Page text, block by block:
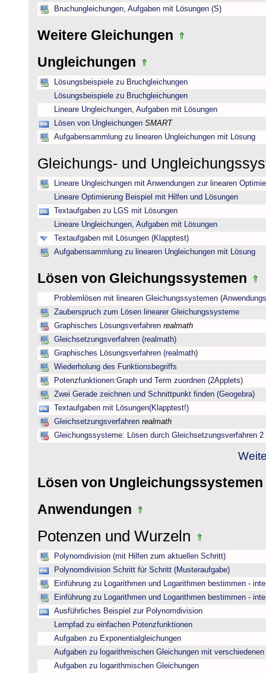
Bruchungleichungen, Aufgaben mit Lösungen (S)
Weitere Gleichungen
Ungleichungen
Lösungsbeispiele zu Bruchgleichungen
Lösungsbeispiele zu Bruchgleichungen
Lineare Ungleichungen, Aufgaben mit Lösungen
Lösen von Ungleichungen SMART
Aufgabensammlung zu linearen Ungleichungen mit Lösung
Gleichungs- und
Lineare Ungleichungen mit Anwendungen zur linearen
Lineare Optimierung Beispiel mit Hilfen und Lösungen
Textaufgaben zu LGS mit Lösungen
Lineare Ungleichungen, Aufgaben mit Lösungen
Textaufgaben mit Lösungen (Klapptest)
Aufgabensammlung zu linearen Ungleichungen mit Lösung
Lösen von Gleichungssystemen
Problemlösen mit linearen Gleichungssystemen
Zauberspruch zum Lösen linearer Gleichungssysteme
Graphisches Lösungsverfahren realmath
Gleichsetzungsverfahren (realmath)
Graphisches Lösungsverfahren (realmath)
Wiederholung des Funktionsbegriffs
Potenzfunktionen:Graph und Term zuordnen (2Applets)
Zwei Gerade zeichnen und Schnittpunkt finden (Geogebra)
Textaufgaben mit Lösungen(Klapptest!)
Gleichsetzungsverfahren realmath
Gleichungssysteme: Lösen durch Gleichsetzungsverfahren 2
Lösen von Ungleichungssystemen
Anwendungen
Potenzen und Wurzeln
Polynomdivision (mit Hilfen zum aktuellen Schritt)
Polynomdivision Schritt für Schritt (Musteraufgabe)
Einführung zu Logarithmen und Logarithmen bestimmen -
Einführung zu Logarithmen und Logarithmen bestimmen -
Ausführliches Beispiel zur Polynomdivision
Lernpfad zu einfachen Potenzfunktionen
Aufgaben zu Exponentialgleichungen
Aufgaben zu logarithmischen Gleichungen mit verschiedenen
Aufgaben zu logarithmischen Gleichungen